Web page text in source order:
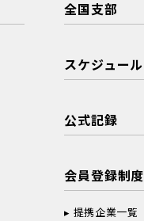
全国支部
スケジュール
公式記録
会員登録制度
提携企業一覧